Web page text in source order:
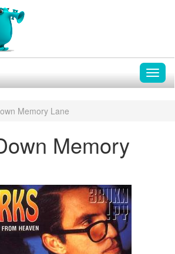
Memory Lane
Memory